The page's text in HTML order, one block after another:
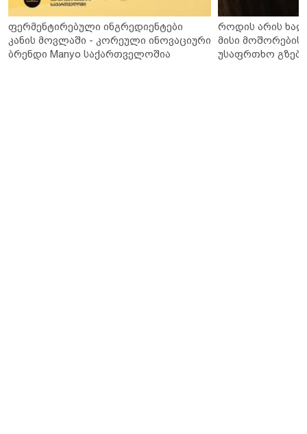
ფერმენტირებული ინგრედიენტები
კანის მოვლაში - კორეული ინოვაციური
ბრენდი Manyo საქართველოშია
როდის არის
მისი მოშორების
უსაფრთხო გზები